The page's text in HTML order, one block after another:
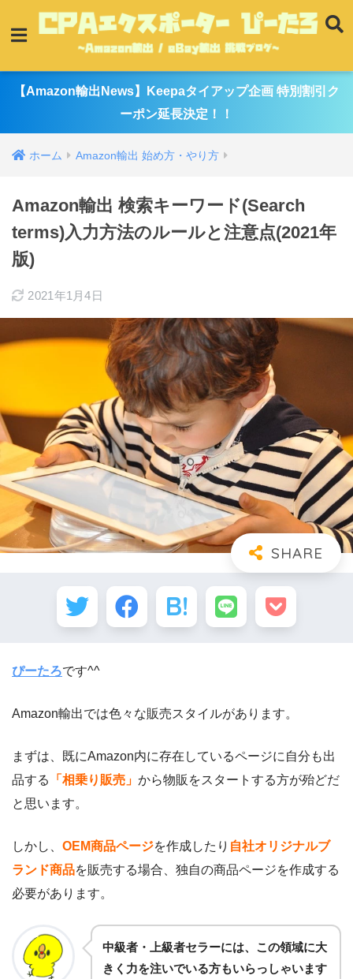
【Amazon輸出News】Keepaタイアップ企画 特別割引ク
ーポン延長決定！！
ホーム Amazon輸出 始め方・やり方
Amazon輸出 検索キーワード(Search
terms)入力方法のルールと注意点(2021年
版)
2021年1月4日
ぴーたろです^^
Amazon輸出では色々な販売スタイルがあります。
まずは、既にAmazon内に存在しているページに自分も出
品する
「相乗り販売」 から物販をスタートする方が殆どだ
と思います。
しかし、 OEM商品ページを作成したり 自社オリジナルブ
ランド商品を販売する場合、独自の商品ページを作成する
必要があります。
中級者・上級者セラーには、この領域に大
きく力を注いでいる方もいらっしゃいます